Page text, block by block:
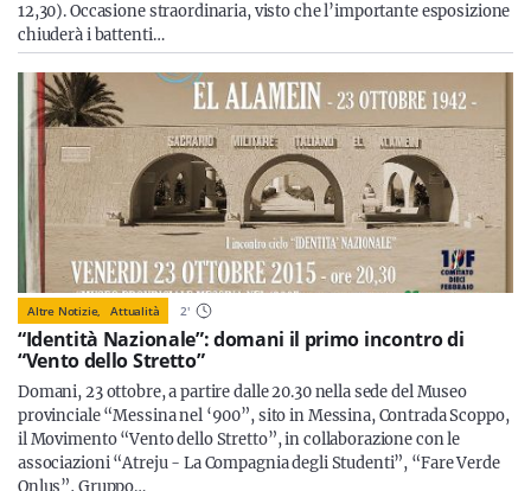
12,30). Occasione straordinaria, visto che l’importante esposizione
chiuderà i battenti…
Altre Notizie, Attualità 2'
“Identità Nazionale”: domani il primo incontro di
“Vento dello Stretto”
Domani, 23 ottobre, a partire dalle 20.30 nella sede del Museo
provinciale “Messina nel ‘900”, sito in Messina, Contrada Scoppo,
il Movimento “Vento dello Stretto”, in collaborazione con le
associazioni “Atreju - La Compagnia degli Studenti”, “Fare Verde